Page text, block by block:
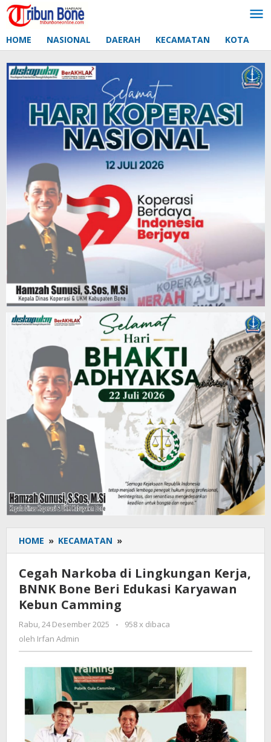
Lewati
ke
HOME NASIONAL DAERAH KECAMATAN KOTA
HOME » KECAMATAN »
Narkoba
di
Lingkungan
Kerja,
Beri
Karyawan
Kebun
Camming
Cegah Narkoba di Lingkungan Kerja,
BNNK Bone Beri Edukasi Karyawan
Kebun Camming
Rabu, 24 Desember 2025
oleh
-
958 x dibaca
oleh Irfan Admin